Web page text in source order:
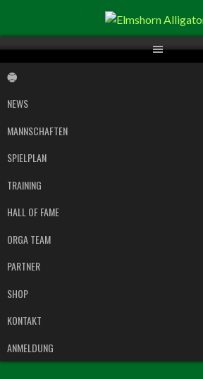
Inhalt
NEWS
MANNSCHAFTEN
SPIELPLAN
TRAINING
HALL OF FAME
ORGA TEAM
PARTNER
SHOP
KONTAKT
ANMELDUNG